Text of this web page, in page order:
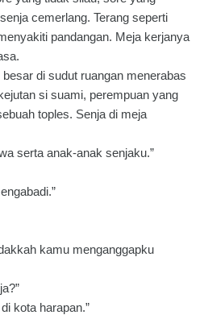
cemerlang. Terang seperti
pandangan. Meja kerjanya
di sudut ruangan menerabas
si suami, perempuan yang
toples. Senja di meja
serta anak-anak senjaku.”
kamu menganggapku
kota harapan.”